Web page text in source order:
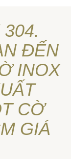
ĐẾN
INOX
CỜ
GIÁ